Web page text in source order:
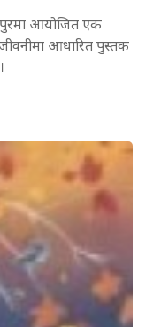
आयोजित एक
आधारित पुस्तक